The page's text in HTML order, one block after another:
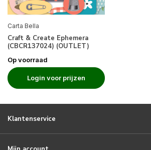
Carta Bella
Craft & Create Ephemera
(CBCR137024) (OUTLET)
Op voorraad
Login voor prijzen
Klantenservice